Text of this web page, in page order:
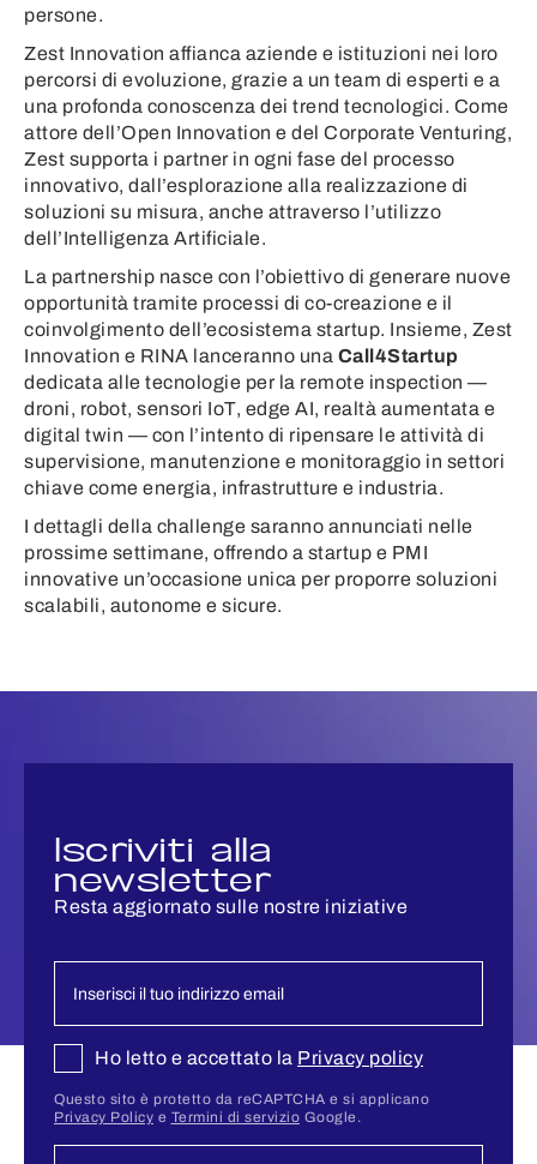
persone.
Zest Innovation affianca aziende e istituzioni nei loro
percorsi di evoluzione, grazie a un team di esperti e a
una profonda conoscenza dei trend tecnologici. Come
attore dell’Open Innovation e del Corporate Venturing,
Zest supporta i partner in ogni fase del processo
innovativo, dall’esplorazione alla realizzazione di
soluzioni su misura, anche attraverso l’utilizzo
dell’Intelligenza Artificiale.
La partnership nasce con l’obiettivo di generare nuove
opportunità tramite processi di co-creazione e il
coinvolgimento dell’ecosistema startup. Insieme, Zest
Innovation e RINA lanceranno una Call4Startup
dedicata alle tecnologie per la remote inspection —
droni, robot, sensori IoT, edge AI, realtà aumentata e
digital twin — con l’intento di ripensare le attività di
supervisione, manutenzione e monitoraggio in settori
chiave come energia, infrastrutture e industria.
I dettagli della challenge saranno annunciati nelle
prossime settimane, offrendo a startup e PMI
innovative un’occasione unica per proporre soluzioni
scalabili, autonome e sicure.
Iscriviti alla
newsletter
Resta aggiornato sulle nostre iniziative
Ho letto e accettato la Privacy policy
Questo sito è protetto da reCAPTCHA e si applicano
Privacy Policy e Termini di servizio Google.